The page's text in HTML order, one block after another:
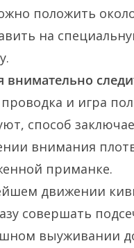
положить
на
внимательно
и игра
способ
внимания
приманке.
движении
совершать
выуживании